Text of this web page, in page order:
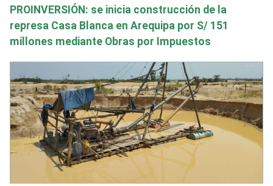
PROINVERSIÓN: se inicia construcción de la
represa Casa Blanca en Arequipa por S/ 151
millones mediante Obras por Impuestos